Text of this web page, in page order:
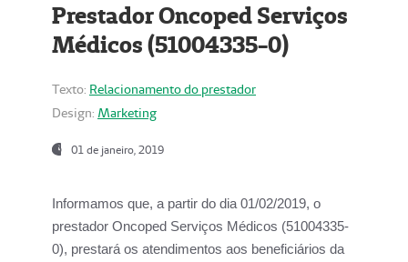
Prestador Oncoped Serviços
Médicos (51004335-0)
Texto: Relacionamento do prestador
Design: Marketing
01 de janeiro, 2019
Informamos que, a partir do dia 01/02/2019, o
prestador Oncoped Serviços Médicos (51004335-
0), prestará os atendimentos aos beneficiários da